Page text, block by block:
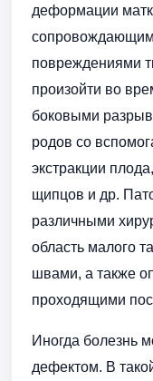
деформации
повреждениями
произойти во
боковыми
родов со
экстракции
щипцов и др.
различными
область малого
швами, а также
проходящими
Иногда болезнь
дефектом. В